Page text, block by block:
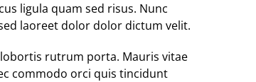
ligula quam sed risus. Nunc
laoreet dolor dolor dictum velit.
rutrum porta. Mauris vitae
commodo orci quis tincidunt